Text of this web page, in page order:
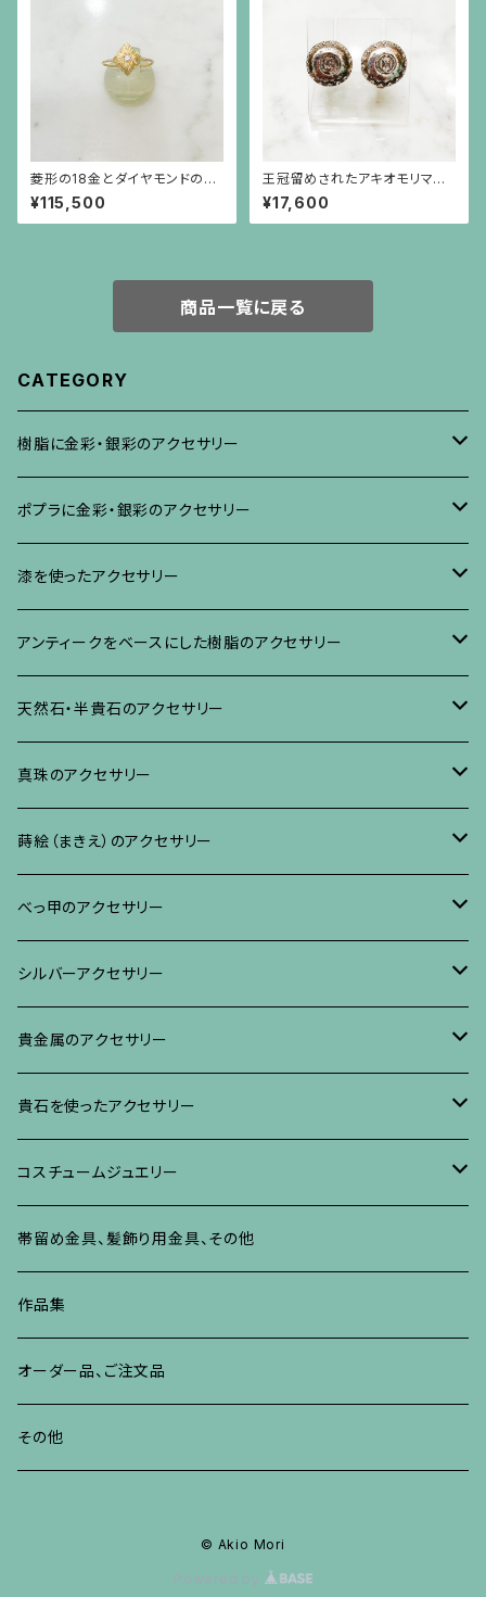
菱形の18金とダイヤモンドの華
奢なリング（大）
¥115,500
王冠留めされたアキオモリマー
クの刻印のイヤリング（大）
¥17,600
商品一覧に戻る
CATEGORY
樹脂に金彩・銀彩のアクセサリー
ブローチ
イヤリング・ピアス
ネックレス、その他
ポプラに金彩・銀彩のアクセサリー
ブローチ
イヤリング、ピアス
ネックレス、ペンダント
ブレスレット、バングル、その他
漆を使ったアクセサリー
ブローチ
イヤリング・ピアス
ネックレス・ペンダント
リング
ブレスレット・バングル、その他
アンティークをベースにした樹脂のアクセサリー
ブローチ
イヤリング・ピアス
ネックレス、ペンダント
ブレスレット、その他
天然石・半貴石のアクセサリー
ブローチ
イヤリング・ピアス
ネックレス、ペンダント
リング
ブレスレット、その他
真珠のアクセサリー
ブローチ
イヤリング・ピアス
ネックレス、ペンダント
リング
ブレスレット、その他
蒔絵（まきえ）のアクセサリー
べっ甲に蒔絵のアクセサリー
ブローチ
イヤリング・ピアス
真珠に蒔絵のアクセサリー
ブローチ
イヤリング、ピアス
水晶に蒔絵のアクセサリー
ブローチ
イヤリング、ピアス
朴の木やポプラに蒔絵のアクセサリー
ブローチ
イヤリング・ピアス
その他の蒔絵のアクセサリー
べっ甲のアクセサリー
ブローチ
イヤリング、ピアス
ネックレス、ペンダント
リング
ブレスレット、バングル、その他
シルバーアクセサリー
ブローチ
イヤリング、ピアス
ネックレス、ペンダント
リング
ブレスレット、バングル、その他
貴金属のアクセサリー
ブローチ
イヤリング、ピアス
ネックレス、ペンダント
ブレスレット、その他
リング
貴石を使ったアクセサリー
ブローチ
イヤリング、ピアス
ネックレス、ペンダント
リング
ブレスレット、バングル
コスチュームジュエリー
ブローチ
イヤリング、ピアス
ネックレス、ペンダント
リング
帯留め金具、髪飾り用金具、その他
作品集
オーダー品、ご注文品
その他
© Akio Mori
Powered by